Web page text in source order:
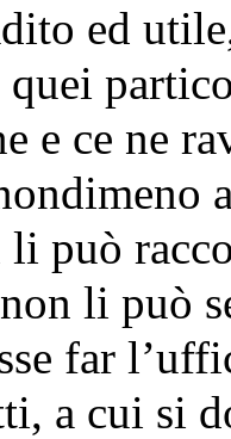
ed
quei
e ce ne
può
li può
far
a cui si